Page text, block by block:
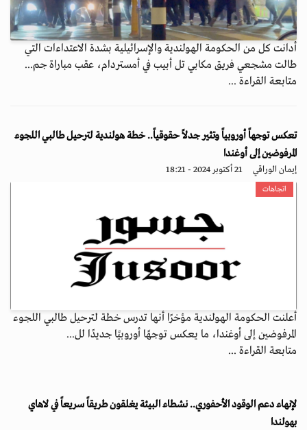
أدانت كل من الحكومة الهولندية والإسرائيلية بشدة الاعتداءات التي
طالت مشجعي فريق مكابي تل أبيب في أمستردام، عقب مباراة جم...
متابعة القراءة ...
تعكس توجهاً أوروبياً وتثير جدلاً حقوقياً.. خطة هولندية لترحيل طالبي اللجوء
المرفوضين إلى أوغندا
إيمان الوراقي 21 أكتوبر 2024 - 18:21
اتجاهات
أعلنت الحكومة الهولندية مؤخرًا أنها تدرس خطة لترحيل طالبي اللجوء
المرفوضين إلى أوغندا، ما يعكس توجهًا أوروبيًا جديدًا لل...
متابعة القراءة ...
لإنهاء دعم الوقود الأحفوري.. نشطاء البيئة يغلقون طريقاً سريعاً في لاهاي
بهولندا